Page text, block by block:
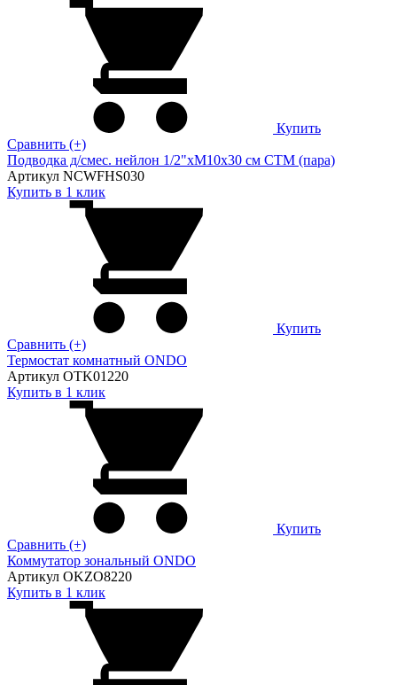
Купить
Сравнить (+)
Подводка д/смес. нейлон 1/2"xM10x30 см CTM (пара)
Артикул NCWFHS030
Купить в 1 клик
Купить
Сравнить (+)
Термостат комнатный ONDO
Артикул OTK01220
Купить в 1 клик
Купить
Сравнить (+)
Коммутатор зональный ONDO
Артикул OKZO8220
Купить в 1 клик